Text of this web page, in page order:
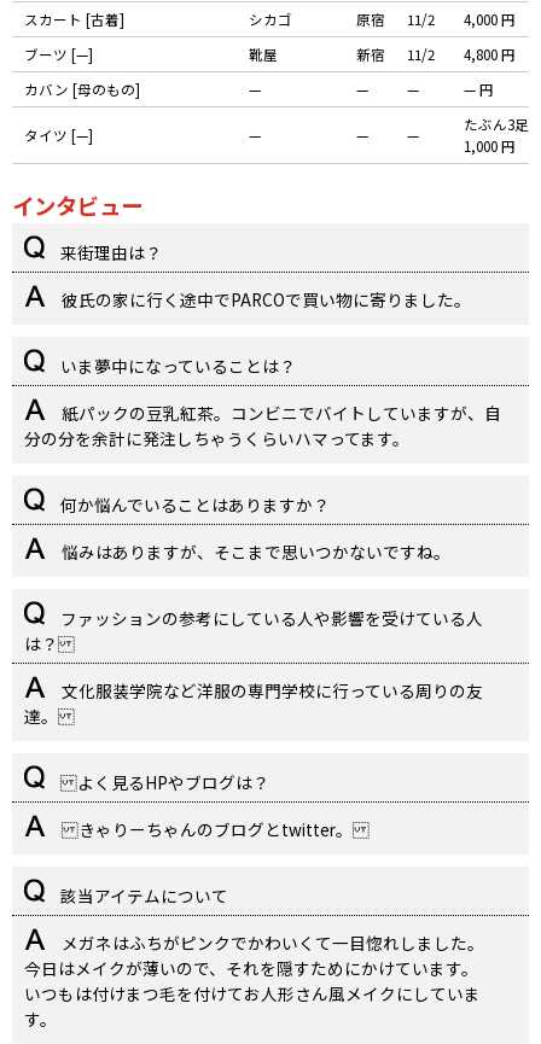
スカート [古着] シカゴ 原宿 11/2
4,000 円
ブーツ [—]
靴屋 新宿 11/2
4,800 円
カバン [母のもの]
— — — — 円
タイツ [—] — — —
たぶん3足
1,000 円
インタビュー
来街理由は？
彼氏の家に行く途中でPARCOで買い物に寄りました。
いま夢中になっていることは？
紙パックの豆乳紅茶。コンビニでバイトしていますが、自
分の分を余計に発注しちゃうくらいハマってます。
何か悩んでいることはありますか？
悩みはありますが、そこまで思いつかないですね。
ファッションの参考にしている人や影響を受けている人
は？
文化服装学院など洋服の専門学校に行っている周りの友
達。
よく見るHPやブログは？
きゃりーちゃんのブログとtwitter。
該当アイテムについて
メガネはふちがピンクでかわいくて一目惚れしました。
今日はメイクが薄いので、それを隠すためにかけています。
いつもは付けまつ毛を付けてお人形さん風メイクにしていま
す。